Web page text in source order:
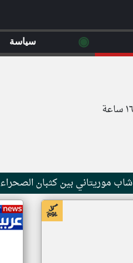
موريتاني بين كثبان الصحراء
◉ سياسة